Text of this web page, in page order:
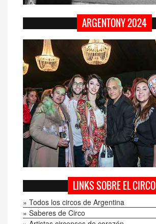
ARGENTONY 2024
LINKS SOBRE EL CIRCO
» Todos los circos de Argentina
» Saberes de Circo